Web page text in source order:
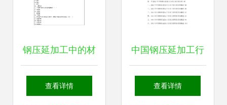
钢压延加工中的材
料选择与性能测试
查看详情
中国钢压延加工行
业市场运行态势与
查看详情